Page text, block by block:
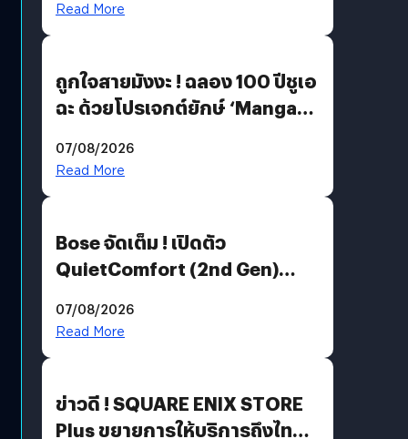
Read More
ถูกใจสายมังงะ ! ฉลอง 100 ปีชูเอ
ฉะ ด้วยโปรเจกต์ยักษ์ ‘Manga
มีภาษาไทยด้วย
07/08/2026
Read More
Bose จัดเต็ม ! เปิดตัว
QuietComfort (2nd Gen)
07/08/2026
Read More
ข่าวดี ! SQUARE ENIX STORE
Plus ขยายการให้บริการถึงไทย